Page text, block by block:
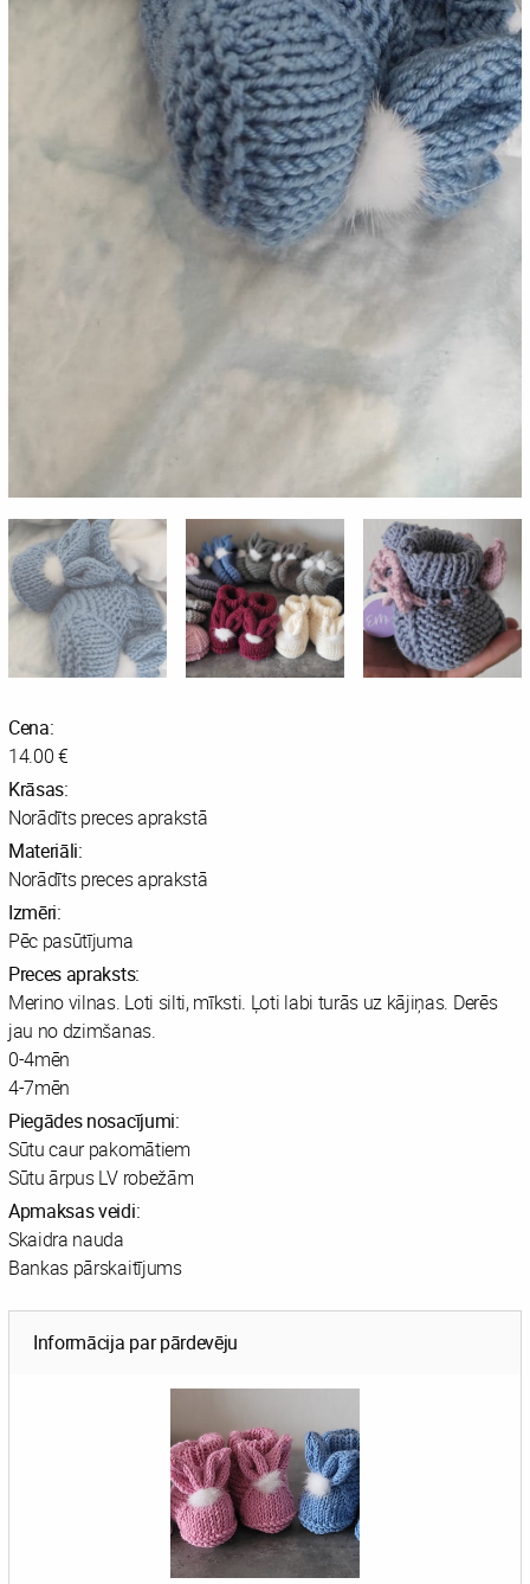
Cena:
14.00 €
Krāsas:
Norādīts preces aprakstā
Materiāli:
Norādīts preces aprakstā
Izmēri:
Pēc pasūtījuma
Preces apraksts:
Merino vilnas. Loti silti, mīksti. Ļoti labi turās uz kājiņas. Derēs
jau no dzimšanas.
0-4mēn
4-7mēn
Piegādes nosacījumi:
Sūtu caur pakomātiem
Sūtu ārpus LV robežām
Apmaksas veidi:
Skaidra nauda
Bankas pārskaitījums
Informācija par pārdevēju